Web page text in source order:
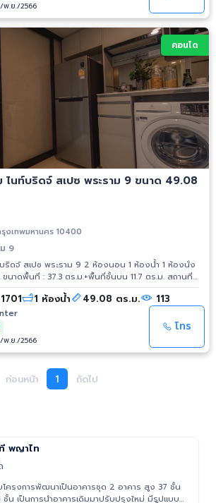
พ.ย./2566
คอนโด
ไนท์บริดจ์ สเปซ พระราม 9 ขนาด 49.08
งเทพมหานคร 10400
9
ริดจ์ สเปซ พระราม 9 2 ห้องนอน 1 ห้องน้ำ 1 ห้องนั่ง
ดพื้นที่ : 37.3 ตร.ม.+พื้นที่ชั้นบน 11.7 ตร.ม. สถานที่
- เซ็นทรัล พระราม 9 - เอสพลานาด รัชดาฯ -
มเก้า - รพ.ปิยะเวท - โชว์ ดีซี การเดินทาง -
ถ.รัชดาภิเษก - ทางด่วนศรีรัช (ด่านพระราม 9)
ำเงิน สถานีพระราม 9 - Airport Link สถานีมักกะสัน
1 ห้องน้ำ 49.08 ตร.ม. 113
พ.ย./2566
โทร
ก่อนหน้า 1 ถัดไป
พญาไท
โครงการพัฒนาเป็นอาคารชุด 2 อาคาร สูง 37 ชั้น
ชั้น เป็นการนำอาคารเดิมมาปรับปรุงใหม่ มีรูปแบบ